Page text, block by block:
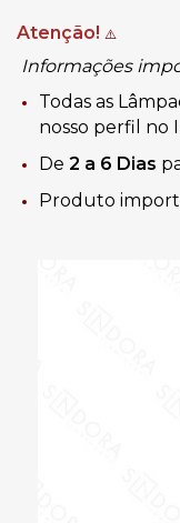
Atenção! ⚠️
Informações
Todas as
nosso perfil no
De 2 a 6 Dias
Produto